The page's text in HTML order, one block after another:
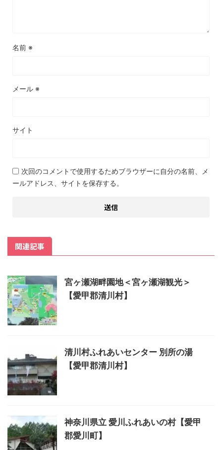
名前 ※
メール ※
サイト
次回のコメントで使用するためブラウザーに自分の名前、メ
ールアドレス、サイトを保存する。
関連記事
宮ヶ瀬湖畔園地＜宮ヶ瀬湖観光＞
【愛甲郡清川村】
清川村ふれあいセンター 別所の湯
【愛甲郡清川村】
神奈川県立 愛川ふれあいの村【愛甲
郡愛川町】